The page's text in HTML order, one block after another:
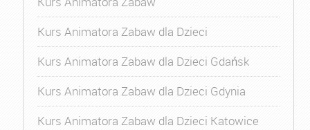
Kurs Animatora Zabaw dla Dzieci
Kurs Animatora Zabaw dla Dzieci Gdańsk
Kurs Animatora Zabaw dla Dzieci Gdynia
Kurs Animatora Zabaw dla Dzieci Katowice